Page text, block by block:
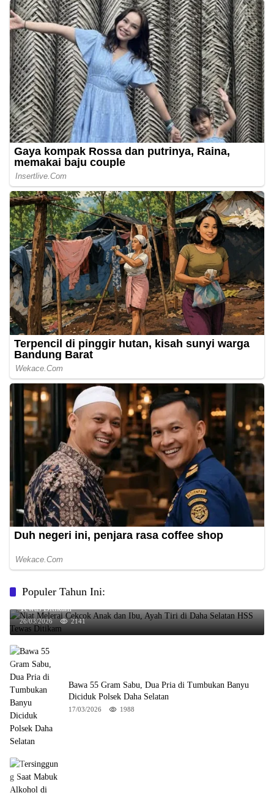
Populer Tahun Ini:
Niat Melerai Cekcok Anak dan Ibu, Ayah Tiri di Daha Selatan HSS
Tewas Ditikam
26/03/2026 2141
Bawa 55 Gram Sabu, Dua Pria di Tumbukan Banyu
Diciduk Polsek Daha Selatan
17/03/2026 1988